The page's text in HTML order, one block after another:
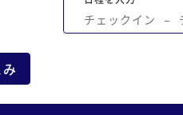
チェックイン −